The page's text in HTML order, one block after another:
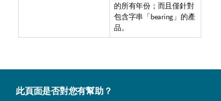
的所有年份；而且僅針對
包含字串「bearing」的產
品。
此頁面是否對您有幫助？